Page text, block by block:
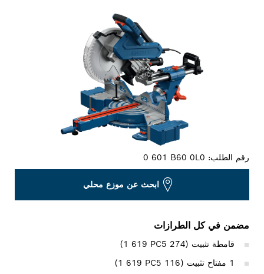
رقم الطلب:0 601 B60 0L0
ابحث عن موزع محلي
مضمن في كل الطرازات
قامطة تثبيت (‎1 619 PC5 274)